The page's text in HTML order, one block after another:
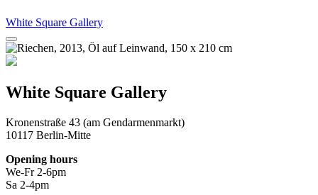
White Square Gallery
White Square Gallery
Kronenstraße 43 (am Gendarmenmarkt)
10117 Berlin-Mitte
Opening hours
We-Fr 2-6pm
Sa 2-4pm